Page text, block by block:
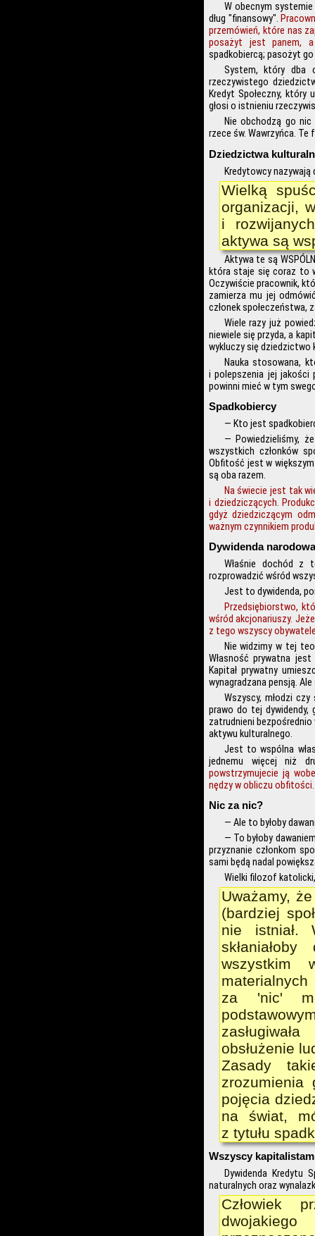
W obecnym
dług "finansowy".
przemówień, które nas
posażyt jest panem, a
spadkobiercą; pasożyt
System, który dba
rzeczywistego
Kredyt Społeczny, który
głosi o istnieniu
Nie obchodzą go
rzece św. Wawrzyńca. Te
Dziedzictwa
Kredytowcy
Wielką
organizacji,
i
aktywa są
Aktywa te są
która staje się coraz to
Oczywiście pracownik,
zamierza mu jej
członek społeczeństwa,
Wiele razy już
niewiele się przyda, a
wykluczy się dziedzictwo
Nauka stosowana,
i polepszenia jej jakości
powinni mieć w tym
Spadkobiercy
— Kto jest
— Powiedzieliśmy,
wszystkich członków
Obfitość jest w
są oba razem.
Na świecie jest tak
i dziedziczących.
gdyż dziedziczącym
ważnym czynnikiem
Dywidenda narodowa
Właśnie dochód z
rozprowadzić wśród
Jest to dywidenda,
Przedsiębiorstwo,
wśród akcjonariuszy.
z tego wszyscy
Nie widzimy w tej
Własność prywatna
Kapitał prywatny
wynagradzana pensją.
Wszyscy, młodzi
prawo do tej
zatrudnieni bezpośrednio
aktywu kulturalnego.
Jest to wspólna
jednemu więcej niż
powstrzymujecie ją
nędzy w obliczu obfitości.
Nic za nic?
— Ale to byłoby
— To byłoby
przyznanie członkom
sami będą nadal
Wielki filozof
Uważamy,
(bardziej
nie istniał.
wszystkim
za 'nic'
obsłużenie
Zasady
zrozumienia
pojęcia
na świat,
z tytułu
Wszyscy
Dywidenda
naturalnych oraz
Człowiek